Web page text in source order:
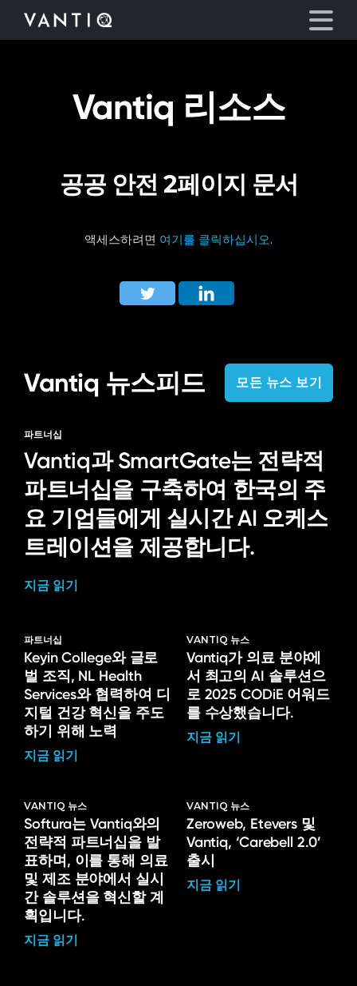
플랫폼
파트너
Vantiq 리소스
공공 안전 2페이지 문서
액세스하려면 여기를 클릭하십시오.
Vantiq 뉴스피드 모든 뉴스 보기
파트너십
Vantiq과 SmartGate는 전략적
파트너십을 구축하여 한국의 주
요 기업들에게 실시간 AI 오케스
트레이션을 제공합니다.
지금 읽기
파트너십
Keyin College와 글로
벌 조직, NL Health
Services와 협력하여 디
지털 건강 혁신을 주도
하기 위해 노력
지금 읽기
VANTIQ 뉴스
Vantiq가 의료 분야에
서 최고의 AI 솔루션으
로 2025 CODiE 어워드
를 수상했습니다.
지금 읽기
VANTIQ 뉴스
Softura는 Vantiq와의
전략적 파트너십을 발
표하며, 이를 통해 의료
및 제조 분야에서 실시
간 솔루션을 혁신할 계
획입니다.
지금 읽기
VANTIQ 뉴스
Zeroweb, Etevers 및
Vantiq, ‘Carebell 2.0’
출시
지금 읽기